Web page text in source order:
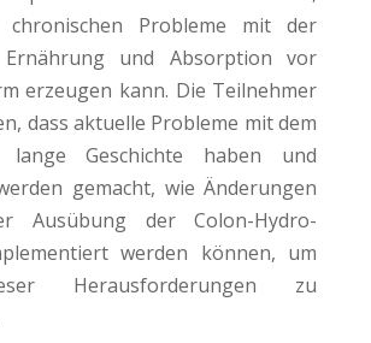
chronischen Probleme mit der
Ernährung und Absorption vor
erzeugen kann. Die Teilnehmer
dass aktuelle Probleme mit dem
Geschichte haben und
gemacht, wie Änderungen
Ausübung der Colon-Hydro-
werden können, um
Herausforderungen zu